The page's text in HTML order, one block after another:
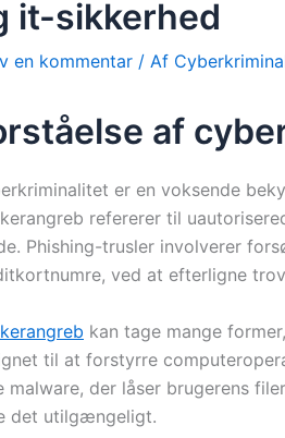
it-sikkerhed
en kommentar / Af
af
er en voksende
refererer til
Phishing-trusler involverer
ved at efterligne
kan tage mange
til at forstyrre
malware, der låser brugerens
det utilgængeligt.